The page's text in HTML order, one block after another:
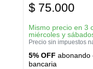
$ 75.000
Mismo precio en 3
miércoles y
Precio sin impuestos
5% OFF abonando
bancaria